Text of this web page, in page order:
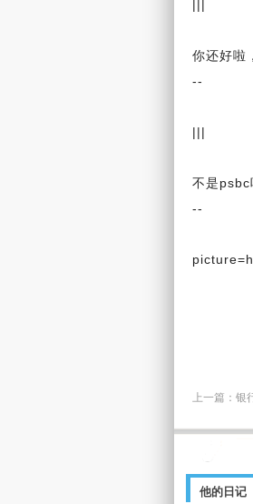
你还好啦
--
|||
不是psbc
--
上一篇： 银
他的日记